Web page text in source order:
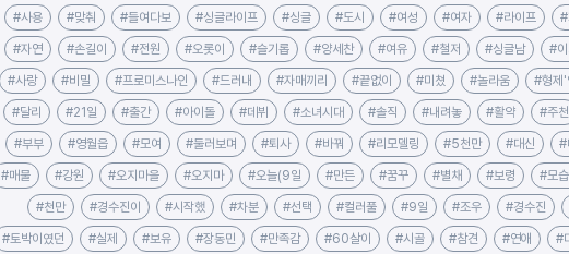
#사용 #맞춰 #들여다보 #싱글라이프 #싱글 #도시 #여성 #여자 #라이프 #
#자연 #손길이 #전원 #오롯이 #슬기롭 #양세찬 #여유 #철저 #싱글남 #
#사랑 #비밀 #프로미스나인 #드러내 #자매끼리 #끝없이 #미쳤 #놀라움 #형제'
#달리 #21일 #출간 #아이돌 #데뷔 #소녀시대 #솔직 #내려놓 #활약 #주천
#부부 #영월읍 #모여 #둘러보며 #퇴사 #바꿔 #리모델링 #5천만 #대신 #
#매물 #강원 #오지마을 #오지마 #오늘(9일 #만든 #꿈꾸 #별채 #보령 #모습
#천만 #경수진이 #시작했 #차분 #선택 #컬러풀 #9일 #조우 #경수진
#토박이였던 #실제 #보유 #장동민 #만족감 #60살이 #시골 #참견 #연애 #